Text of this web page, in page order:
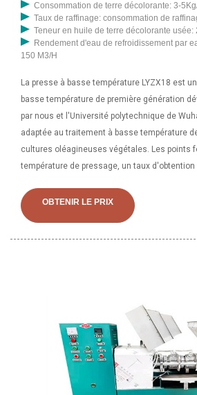
Consommation de terre décolorante: 3-5Kg/
Taux de raffinage: consommation de
Teneur en huile de terre décolorante usée:
Rendement d'eau de refroidissement par
150 M3/H
La presse à basse température LYZX18 est
basse température de première génération
par nous et l'Université polytechnique de
adaptée au traitement à basse température
cultures oléagineuses végétales. Les points
température de pressage, un taux
haute qualité et une nutrition de l'huile. FR |
Nos spécialistes en développement tiennent
OBTENIR LE PRIX